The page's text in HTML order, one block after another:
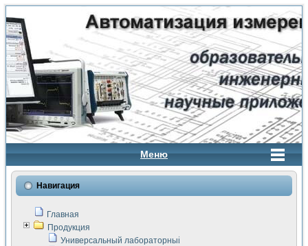
Меню
Навигация
Главная
Продукция
Универсальный лабораторный стенд "Сигнал-USB"